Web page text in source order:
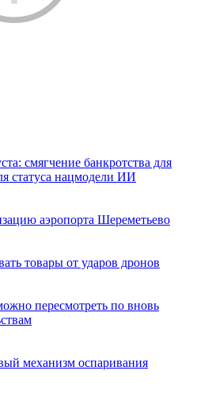
смягчение банкротства для
статуса нацмодели ИИ
аэропорта Шереметьево
товары от ударов дронов
пересмотреть по вновь
механизм оспаривания